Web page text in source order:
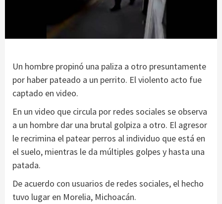
Un hombre propinó una paliza a otro presuntamente
por haber pateado a un perrito. El violento acto fue
captado en video.
En un video que circula por redes sociales se observa
a un hombre dar una brutal golpiza a otro. El agresor
le recrimina el patear perros al individuo que está en
el suelo, mientras le da múltiples golpes y hasta una
patada.
De acuerdo con usuarios de redes sociales, el hecho
tuvo lugar en Morelia, Michoacán.